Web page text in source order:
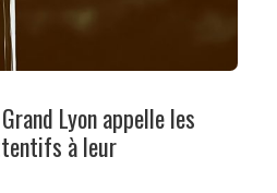
Lyon appelle les
à leur